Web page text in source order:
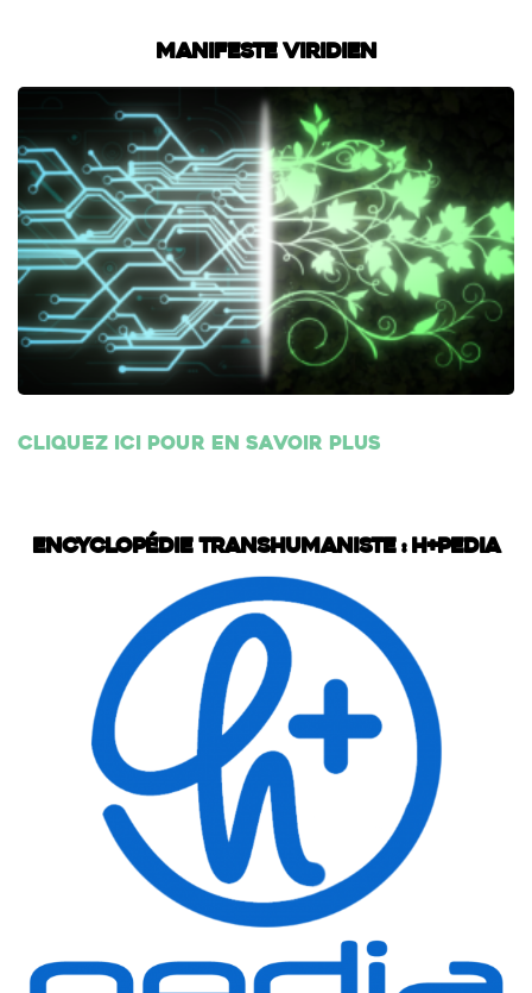
Manifeste Viridien
Cliquez ici pour en savoir plus
Encyclopédie transhumaniste : H+Pedia